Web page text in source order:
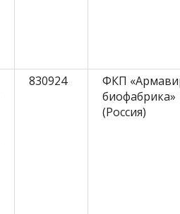
830924
ФКП
биофабрика»
(Россия)